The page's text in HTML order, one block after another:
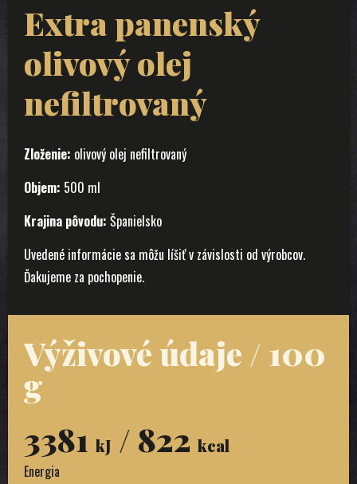
Extra panenský
olivový olej
nefiltrovaný
Zloženie: olivový olej nefiltrovaný
Objem: 500 ml
Krajina pôvodu: Španielsko
Uvedené informácie sa môžu líšiť v závislosti od výrobcov.
Ďakujeme za pochopenie.
Výživové údaje / 100
g
3381 kJ / 822 kcal
Energia